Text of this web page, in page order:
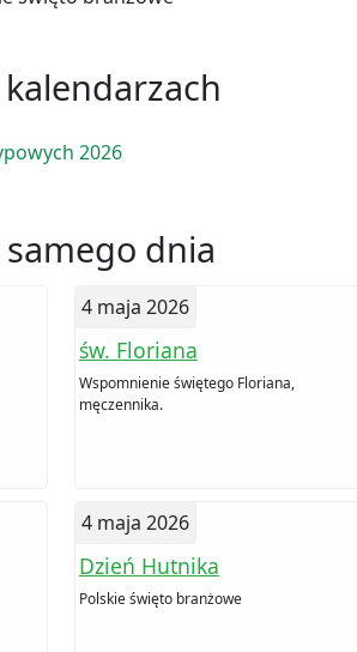
2026
dnia
4 maja 2026
św. Floriana
Wspomnienie świętego Floriana,
męczennika.
4 maja 2026
Dzień Hutnika
Polskie święto branżowe